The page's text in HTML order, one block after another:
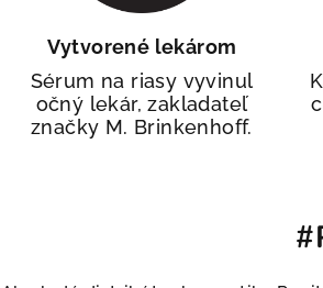
Vytvorené lekárom
Sérum na riasy vyvinul
očný lekár, zakladateľ
značky M. Brinkenhoff.
(Zľava platí na objednávky od 40